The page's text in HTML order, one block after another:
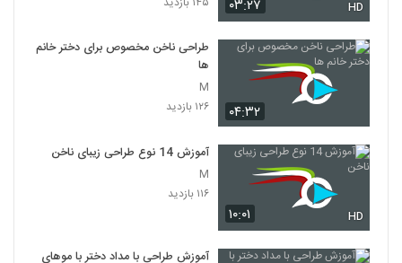
۰۳:۲۷ HD
۰۴:۳۲
طراحی ناخن مخصوص برای دختر خانم
ها
M
۱۲۶ بازدید
۱۰:۰۱ HD
آموزش 14 نوع طراحی زیبای ناخن
M
۱۱۶ بازدید
آموزش طراحی با مداد دختر با موهای